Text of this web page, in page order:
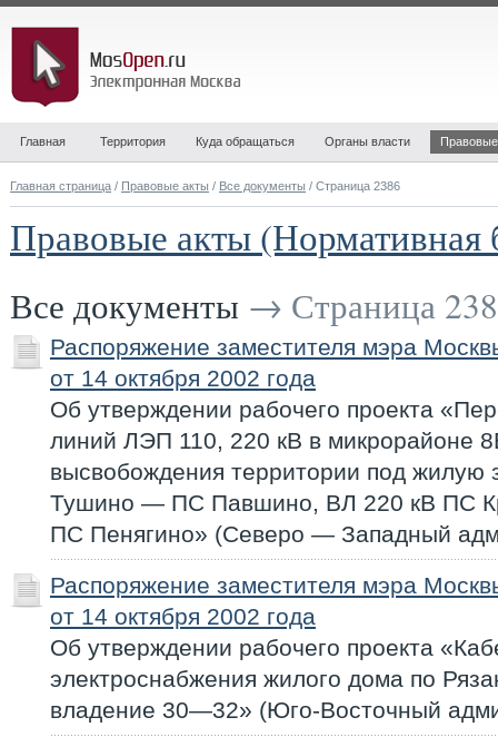
Главная Территория Куда обращаться Органы власти
Главная страница / Правовые акты / Все документы / Страница 2386
Правовые акты (Нормативная
Все документы → Страница
Распоряжение заместителя мэра
от 14 октября 2002 года
Об утверждении рабочего проекта
линий ЛЭП 110, 220 кВ в микрорайоне
высвобождения территории под жилую
Тушино — ПС Павшино, ВЛ 220 кВ ПС
ПС Пенягино» (Северо — Западный
Распоряжение заместителя мэра
от 14 октября 2002 года
Об утверждении рабочего проекта
электроснабжения жилого дома по
владение 30—32» (Юго-Восточный